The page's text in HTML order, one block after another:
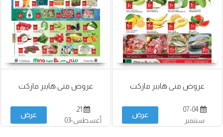
عروض منى هايبر ماركت
07-04
سبتمبر
عرض
عروض منى هايبر ماركت
21
أغسطس-03
عرض